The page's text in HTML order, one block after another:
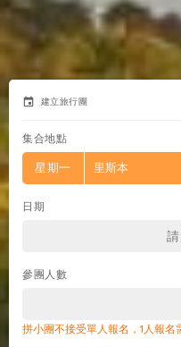
event 建立旅行團
集合地點
星期一 里斯本
日期
參團人數
拼小團不接受單人報名，1人報名